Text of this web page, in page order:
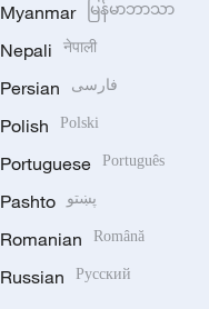
Myanmar မြန်မာဘာသာ
Nepali नेपाली
Persian فارسی
Polish Polski
Portuguese Português
Pashto پښتو
Romanian Română
Russian Русский